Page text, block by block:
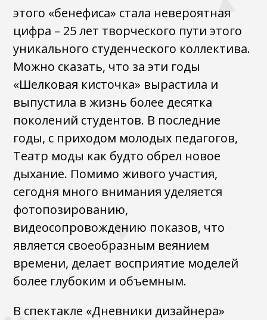
этого «бенефиса» стала невероятная
цифра – 25 лет творческого пути этого
уникального студенческого коллектива.
Можно сказать, что за эти годы
«Шелковая кисточка» вырастила и
выпустила в жизнь более десятка
поколений студентов. В последние
годы, с приходом молодых педагогов,
Театр моды как будто обрел новое
дыхание. Помимо живого участия,
сегодня много внимания уделяется
фотопозированию,
видеосопровождению показов, что
является своеобразным веянием
времени, делает восприятие моделей
более глубоким и объемным.
В спектакле «Дневники дизайнера»